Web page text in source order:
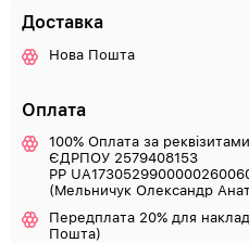
Доставка
Нова Пошта
Оплата
100% Оплата за реквізитами
ЄДРПОУ 2579408153
РР
(Мельничук Олександр
Передплата 20% для
Пошта)